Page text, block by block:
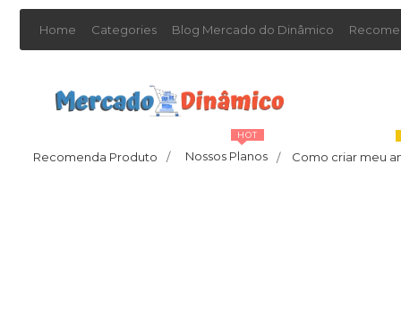
Home Categories Blog Mercado do Dinâmico
Recomenda Produto / Nossos Planos /
HOT
Como criar meu